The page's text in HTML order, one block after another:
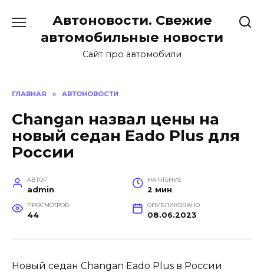
содержанию
Автоновости. Свежие
автомобильные новости
Сайт про автомобили
ГЛАВНАЯ » АВТОНОВОСТИ
Changan назвал цены на
новый седан Eado Plus для
России
АВТОР
admin
НА ЧТЕНИЕ
2 мин
ПРОСМОТРОВ
44
ОПУБЛИКОВАНО
08.06.2023
Новый седан Changan Eado Plus в России